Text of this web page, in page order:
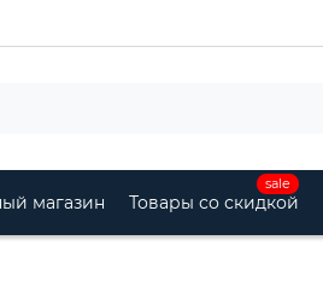
магазин
sale
Товары со скидкой